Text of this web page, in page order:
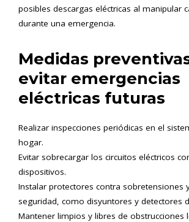
posibles descargas eléctricas al manipular
durante una emergencia.
Medidas
evitar emergencias
eléctricas futuras
Realizar inspecciones periódicas en el
hogar.
Evitar sobrecargar los circuitos eléctricos
dispositivos.
Instalar protectores contra sobretensiones
seguridad, como disyuntores y detectores
Mantener limpios y libres de obstrucciones